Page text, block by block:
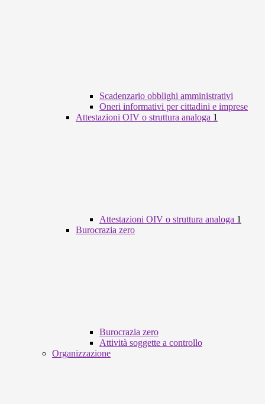
Scadenzario obblighi amministrativi
Oneri informativi per cittadini e imprese
Attestazioni OIV o struttura analoga 1
Attestazioni OIV o struttura analoga 1
Burocrazia zero
Burocrazia zero
Attività soggette a controllo
Organizzazione